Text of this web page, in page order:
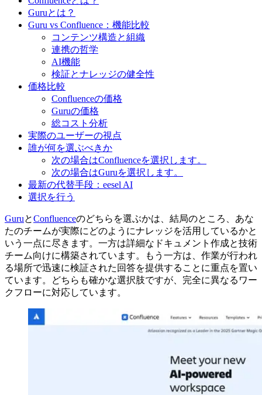
Guruとは？
Guru vs Confluence：機能比較
コンテンツ構造と組織
連携の哲学
AI機能
検証とナレッジの健全性
価格比較
Confluenceの価格
Guruの価格
総コスト分析
実際のユーザーの視点
誰が何を選ぶべきか
次の場合はConfluenceを選択します。
次の場合はGuruを選択します。
最新の代替手段：eesel AI
選択を行う
GuruとConfluenceのどちらを選ぶかは、結局のところ、あな
たのチームが実際にどのようにナレッジを活用しているかと
いう一点に尽きます。一方は詳細なドキュメント作成と技術
チーム向けに構築されています。もう一方は、作業が行われ
る場所で迅速に検証された回答を提供することに重点を置い
ています。どちらも確かな選択肢ですが、完全に異なるワー
クフローに対応しています。